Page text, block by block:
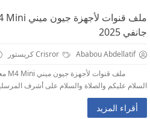
جانفي 2025
Ababou Abdellatif
السلام عليكم والصلاة والسلام على أشرف
أقراء المزيد